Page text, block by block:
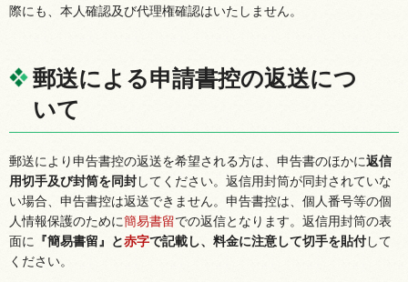
際にも、本人確認及び代理権確認はいたしません。
郵送による申請書控の返送につ
いて
郵送により申告書控の返送を希望される方は、申告書のほかに返信
用切手及び封筒を同封してください。返信用封筒が同封されていな
い場合、申告書控は返送できません。申告書控は、個人番号等の個
人情報保護のために簡易書留での返信となります。返信用封筒の表
面に
『簡易書留』と赤字で記載し、料金に注意して切手を貼付して
ください。